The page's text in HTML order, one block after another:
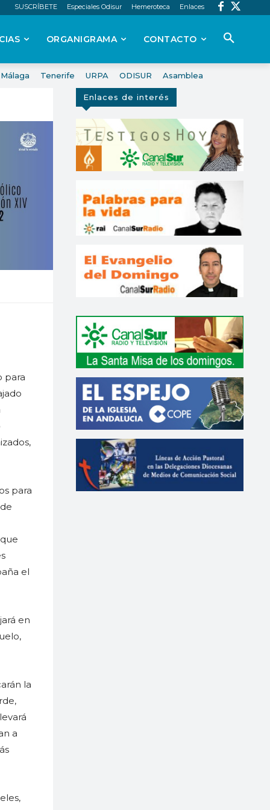
SUSCRÍBETE Especiales Odisur Hemeroteca Enlaces
ORGANIGRAMA CONTACTO
Málaga Tenerife URPA ODISUR Asamblea
para
para
el
en
la
a
Enlaces de interés